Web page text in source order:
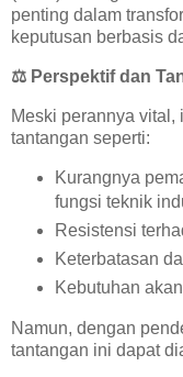
penting dalam
keputusan berbasis
⚖️ Perspektif dan
Meski perannya
tantangan seperti:
Kurangnya
fungsi teknik
Resistensi
Keterbatasan
Kebutuhan
Namun, dengan
tantangan ini dapat